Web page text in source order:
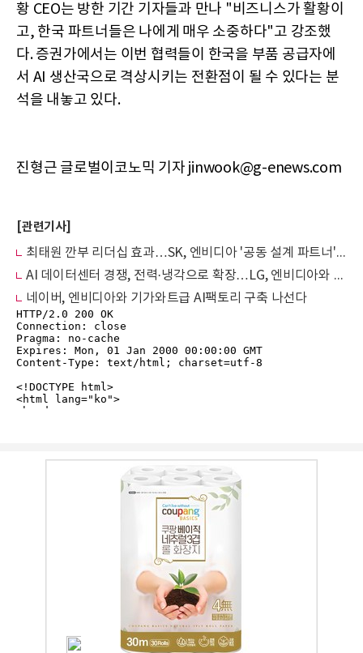
황 CEO는 방한 기간 기자들과 만나 "비즈니스가 활황이
고, 한국 파트너들은 나에게 매우 소중하다"고 강조했
다. 증권가에서는 이번 협력들이 한국을 부품 공급자에
서 AI 생산국으로 격상시키는 전환점이 될 수 있다는 분
석을 내놓고 있다.
진형근 글로벌이코노믹 기자 jinwook@g-enews.com
[관련기사]
최태원 깐부 리더십 효과…SK, 엔비디아 '공동 설계 파트너'로 관계 격상
AI 데이터센터 경쟁, 전력·냉각으로 확장…LG, 엔비디아와 인프라 협력
네이버, 엔비디아와 기가와트급 AI팩토리 구축 나선다